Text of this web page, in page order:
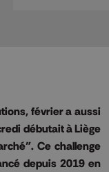
février a aussi
débutait à Liège
Ce challenge
depuis 2019 en